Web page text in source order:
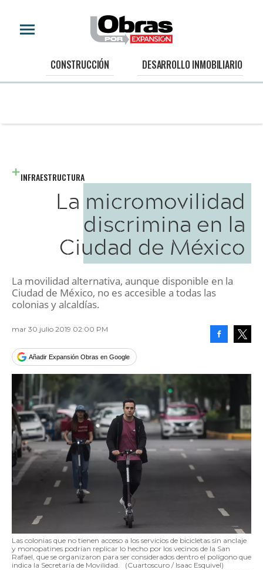
CONSTRUCCIÓN DESARROLLO INMOBILIARIO
INFRAESTRUCTURA
La micromovilidad
discrimina en la
Ciudad de México
La movilidad alternativa, aunque disponible en la
Ciudad de México, no es accesible a todas las
colonias y alcaldías.
mar 30 julio 2019 02:00 PM
Añadir Expansión Obras en Google
Las colonias que no tienen acceso a los servicios de bicicletas sin anclaje
y monopatines podrían replicar lo hecho por los vecinos de la San
Rafael, que se organizaron para ser considerados dentro el polígono que
indica la Secretaría de Movilidad.
(Cuartoscuro / Isaac Esquivel)